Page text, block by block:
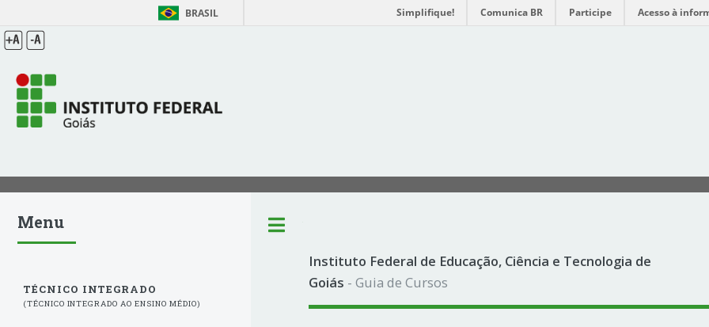
BRASIL Simplifique! Comunica BR Participe Acesso à
Instituto Federal de Educação, Ciência e Tecnologia de
Goiás - Guia de Cursos
Menu
TÉCNICO INTEGRADO
(TÉCNICO INTEGRADO AO ENSINO MÉDIO)